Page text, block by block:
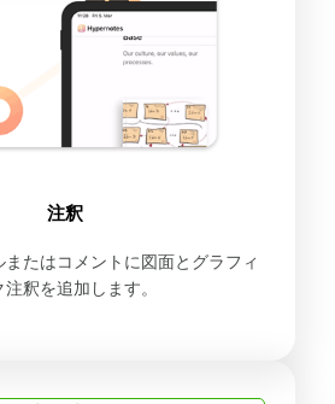
注釈
たはコメントに図面とグラフィ
注釈を追加します。